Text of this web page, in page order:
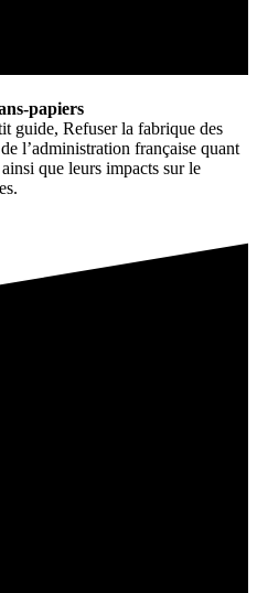
papiers
guide, Refuser la fabrique des
l’administration française quant
que leurs impacts sur le